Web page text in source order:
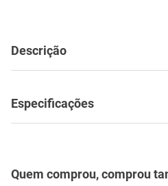
Descrição
Especificações
Quem comprou, comprou